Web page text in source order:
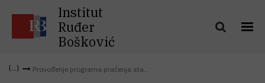
Institut
Ruđer
Bošković
Provođenje programa praćenja sta...